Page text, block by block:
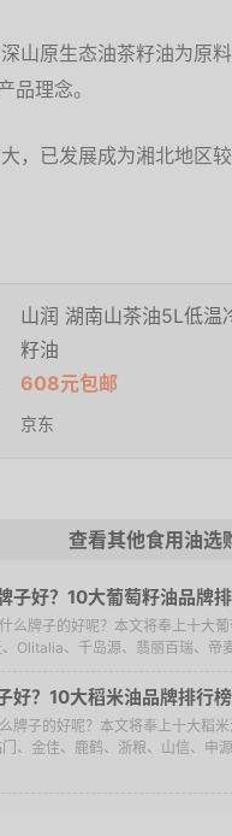
山原生态油茶籽油为原
品理念。
，已发展成为湘北地区
山润 湖南山茶油5L低温
籽油
608元包邮
京东
查看其他食用油选
子好？10大葡萄籽油品牌
么牌子的好呢？本文将奉上十大
Olitalia、千岛源、翡丽百瑞、帝
好？10大稻米油品牌排行榜
牌子的好呢？本文将奉上十大稻
、金佳、鹿鹤、浙粮、山信、申